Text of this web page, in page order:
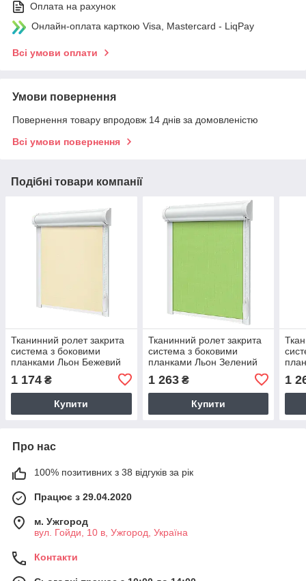
Оплата на рахунок
Онлайн-оплата карткою Visa, Mastercard - LiqPay
Всі умови оплати
Умови повернення
Повернення товару впродовж 14 днів за домовленістю
Всі умови повернення
Подібні товари компанії
Тканинний ролет закрита
система з боковими
планками Льон Бежевий
1 174 ₴
Купити
Тканинний ролет закрита
система з боковими
планками Льон Зелений
1 263₴
Купити
1
Про нас
100% позитивних з 38 відгуків за рік
Працює з 29.04.2020
м. Ужгород
вул. Гойди, 10 в, Ужгород, Україна
Контакти